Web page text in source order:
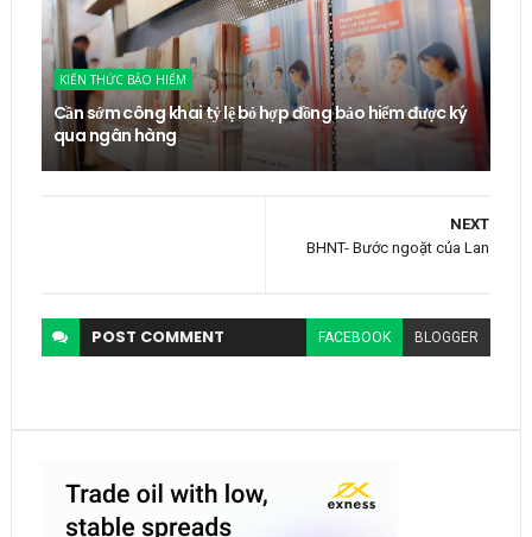
KIẾN THỨC BẢO HIỂM
Cần sớm công khai tỷ lệ bỏ hợp đồng bảo hiểm được ký
qua ngân hàng
NEXT
BHNT- Bước ngoặt của Lan
POST COMMENT FACEBOOK BLOGGER